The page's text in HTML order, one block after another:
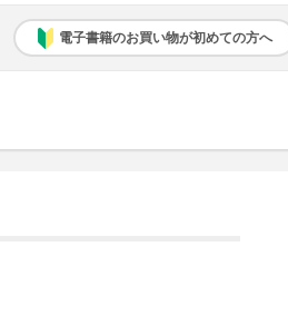
電子書籍のお買い物が初めての方へ